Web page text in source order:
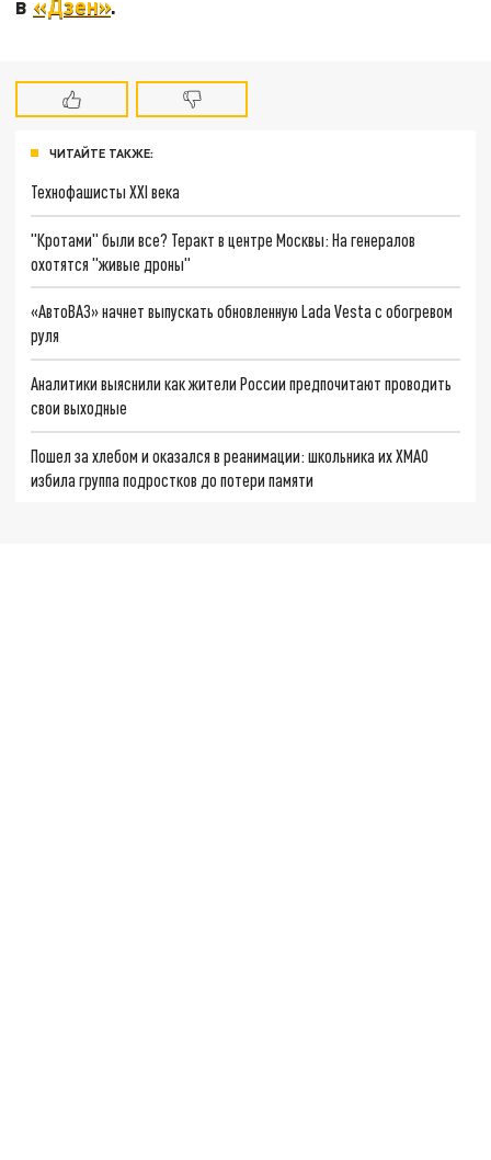
в «Дзен».
ЧИТАЙТЕ ТАКЖЕ:
Технофашисты XXI века
"Кротами" были все? Теракт в центре Москвы: На генералов
охотятся "живые дроны"
«АвтоВАЗ» начнет выпускать обновленную Lada Vesta с обогревом
руля
Аналитики выяснили как жители России предпочитают проводить
свои выходные
Пошел за хлебом и оказался в реанимации: школьника их ХМАО
избила группа подростков до потери памяти